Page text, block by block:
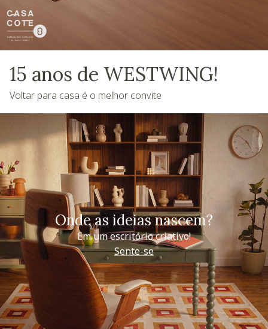
15 anos de WESTWING!
Voltar para casa é o melhor convite
Onde as ideias nascem?
Em um escritório criativo!
Sente-se